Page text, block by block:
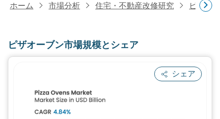
ホーム 市場分析 住宅・不動産改修研究 ピザオ
ピザオーブン市場規模とシェア
シェア